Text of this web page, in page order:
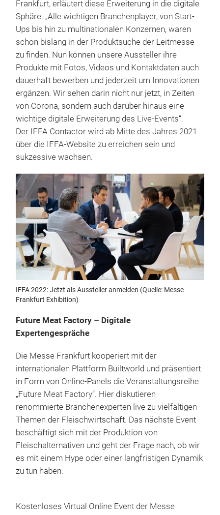
Frankfurt, erläutert diese Erweiterung in die digitale
Sphäre: „Alle wichtigen Branchenplayer, von Start-
Ups bis hin zu multinationalen Konzernen, waren
schon bislang in der Produktsuche der Leitmesse
zu finden. Nun können unsere Aussteller ihre
Produkte mit Fotos, Videos und Kontaktdaten auch
dauerhaft bewerben und jederzeit um Innovationen
ergänzen. Wir sehen darin nicht nur jetzt, in Zeiten
von Corona, sondern auch darüber hinaus eine
wichtige digitale Erweiterung des Live-Events“.
Der IFFA Contactor wird ab Mitte des Jahres 2021
über die IFFA-Website zu erreichen sein und
sukzessive wachsen.
IFFA 2022: Jetzt als Aussteller anmelden (Quelle: Messe
Frankfurt Exhibition)
Future Meat Factory – Digitale
Expertengespräche
Die Messe Frankfurt kooperiert mit der
internationalen Plattform Builtworld und präsentiert
in Form von Online-Panels die Veranstaltungsreihe
„Future Meat Factory“. Hier diskutieren
renommierte Branchenexperten live zu vielfältigen
Themen der Fleischwirtschaft. Das nächste Event
beschäftigt sich mit der Produktion von
Fleischalternativen und geht der Frage nach, ob wir
es mit einem Hype oder einer langfristigen Dynamik
zu tun haben.
Kostenloses Virtual Online Event der Messe